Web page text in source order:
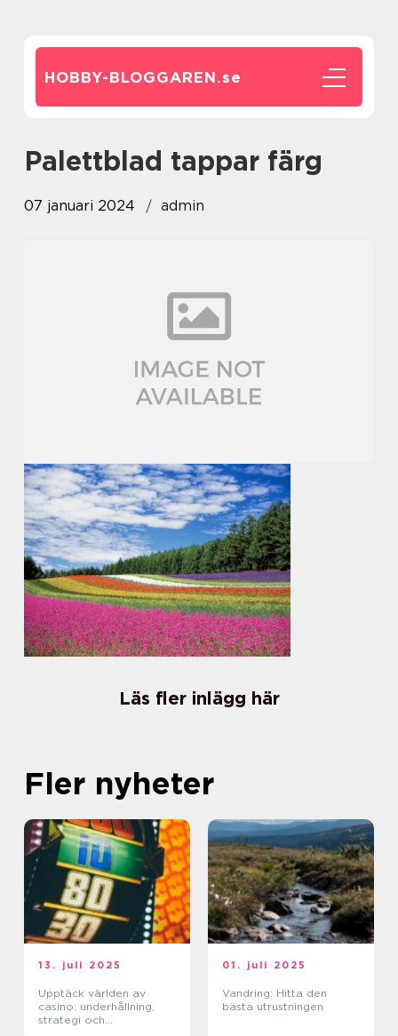
HOBBY-BLOGGAREN.se
palettblad tappar färg
07 januari 2024 admin
Läs fler inlägg här
Fler nyheter
13. juli 2025
Upptäck världen av
casino: underhållning,
strategi och
01. juli 2025
Vandring: Hitta den
bästa utrustningen